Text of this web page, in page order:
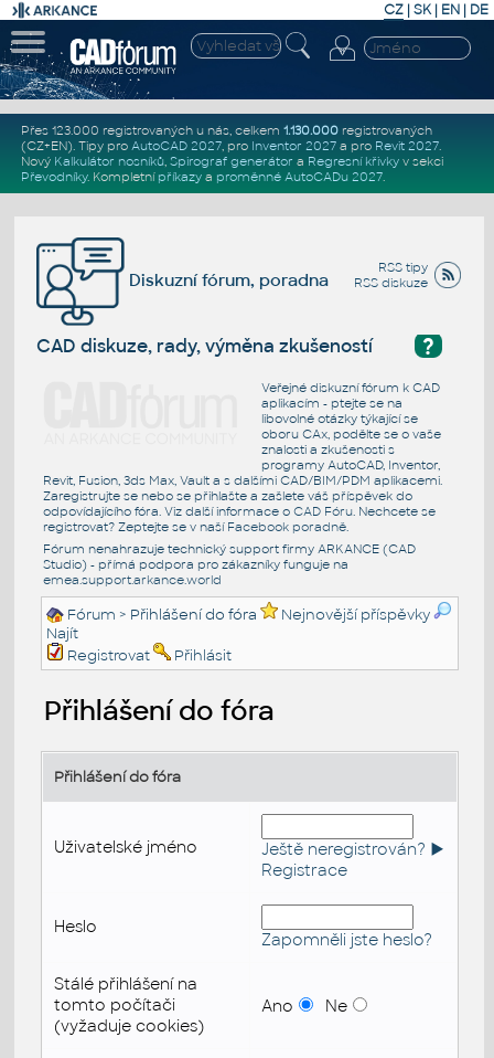
CZ | SK| EN | DE
Přes 123.000 registrovaných u nás, celkem 1.130.000registrovaných
(CZ+EN). Tipy pro AutoCAD 2027, pro Inventor 2027a pro Revit 2027.
Nový Kalkulátor nosníků, Spirograf generátor a Regresní křivkyv sekci
Převodníky. Kompletní příkazya proměnné AutoCADu 2027.
RSS tipy
RSS diskuze
Diskuzní fórum, poradna
?
CAD diskuze, rady, výměna zkušeností
Veřejné diskuzní fórum k CAD
aplikacím - ptejte se na
libovolné otázky týkající se
oboru CAx, podělte se o vaše
znalosti a zkušenosti s
programy AutoCAD, Inventor,
Revit, Fusion, 3ds Max, Vault a s dalšími CAD/BIM/PDM aplikacemi.
Zaregistrujte se nebo se přihlašte a zašlete váš příspěvek do
odpovídajícího fóra. Viz další informace o CAD Fóru. Nechcete se
registrovat? Zeptejte se v naší Facebook poradně.
Fórum nenahrazuje technický support firmy ARKANCE (CAD
Studio) - přímá podpora pro zákazníky funguje na
emea.support.arkance.world
Fórum > Přihlášení do fóra
Nejnovější příspěvky
Najít
Registrovat
Přihlásit
Přihlášení do fóra
Přihlášení do fóra
Uživatelské jméno
Ještě neregistrován? ►
Registrace
Heslo
Zapomněli jste heslo?
Stálé přihlášení na
tomto počítači
(vyžaduje cookies)
Ano Ne